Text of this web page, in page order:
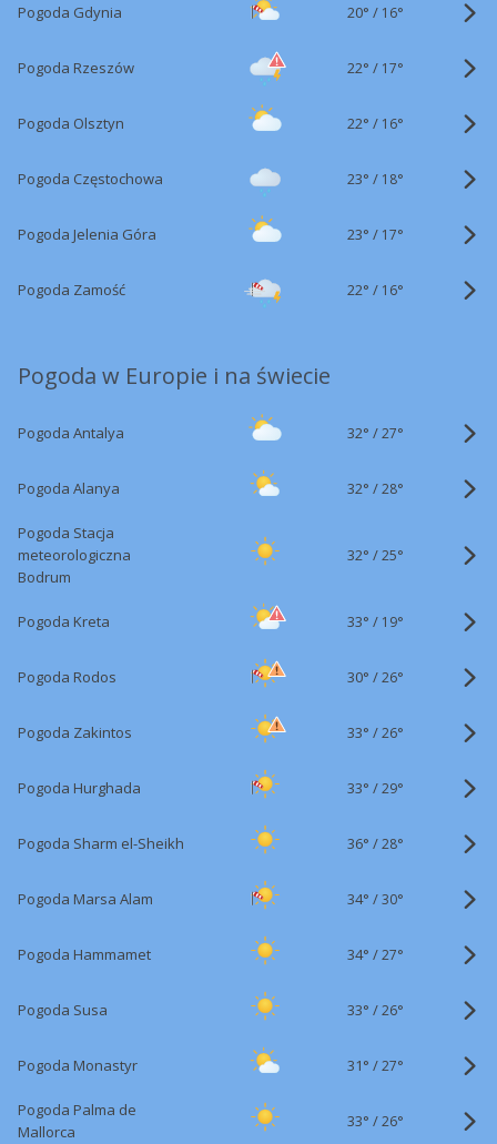
Pogoda Gdynia 20° / 16°
Pogoda Rzeszów 22° / 17°
Pogoda Olsztyn 22° / 16°
Pogoda Częstochowa 23° / 18°
Pogoda Jelenia Góra 23° / 17°
Pogoda Zamość 22° / 16°
Pogoda w Europie i na świecie
Pogoda Antalya 32° /27°
Pogoda Alanya 32° /28°
Pogoda Stacja
meteorologiczna
Bodrum
32° /25°
Pogoda Kreta 33° / 19°
Pogoda Rodos 30° /26°
Pogoda Zakintos 33° /26°
Pogoda Hurghada 33° /29°
Pogoda Sharm el-Sheikh 36° /28°
Pogoda Marsa Alam 34° /30°
Pogoda Hammamet 34° /27°
Pogoda Susa 33° /26°
Pogoda Monastyr 31° /27°
Pogoda Palma de
Mallorca
33° /26°